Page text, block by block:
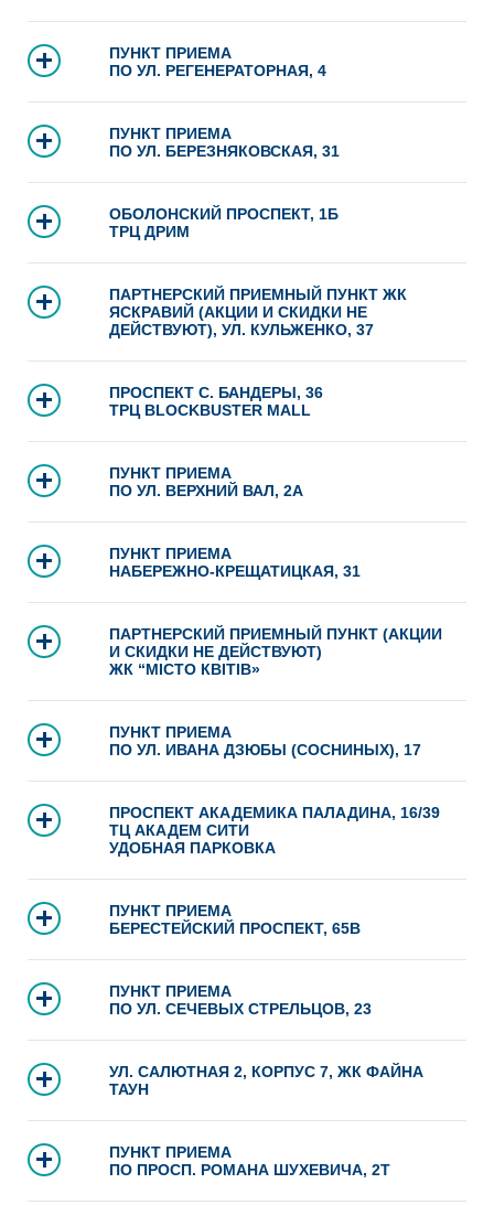
ПУНКТ ПРИЕМА
ПО УЛ. РЕГЕНЕРАТОРНАЯ, 4
ПУНКТ ПРИЕМА
ПО УЛ. БЕРЕЗНЯКОВСКАЯ, 31
ОБОЛОНСКИЙ ПРОСПЕКТ, 1Б
ТРЦ ДРИМ
ПАРТНЕРСКИЙ ПРИЕМНЫЙ ПУНКТ ЖК
ЯСКРАВИЙ (АКЦИИ И СКИДКИ НЕ
ДЕЙСТВУЮТ), УЛ. КУЛЬЖЕНКО, 37
ПРОСПЕКТ С. БАНДЕРЫ, 36
ТРЦ BLOCKBUSTER MALL
ПУНКТ ПРИЕМА
ПО УЛ. ВЕРХНИЙ ВАЛ, 2А
ПУНКТ ПРИЕМА
НАБЕРЕЖНО-КРЕЩАТИЦКАЯ, 31
ПАРТНЕРСКИЙ ПРИЕМНЫЙ ПУНКТ (АКЦИИ
И СКИДКИ НЕ ДЕЙСТВУЮТ)
ЖК “МІСТО КВІТІВ»
ПУНКТ ПРИЕМА
ПО УЛ. ИВАНА ДЗЮБЫ (СОСНИНЫХ), 17
ПРОСПЕКТ АКАДЕМИКА ПАЛАДИНА, 16/39
ТЦ АКАДЕМ СИТИ
УДОБНАЯ ПАРКОВКА
ПУНКТ ПРИЕМА
БЕРЕСТЕЙСКИЙ ПРОСПЕКТ, 65В
ПУНКТ ПРИЕМА
ПО УЛ. СЕЧЕВЫХ СТРЕЛЬЦОВ, 23
УЛ. САЛЮТНАЯ 2, КОРПУС 7, ЖК ФАЙНА
ТАУН
ПУНКТ ПРИЕМА
ПО ПРОСП. РОМАНА ШУХЕВИЧА, 2Т